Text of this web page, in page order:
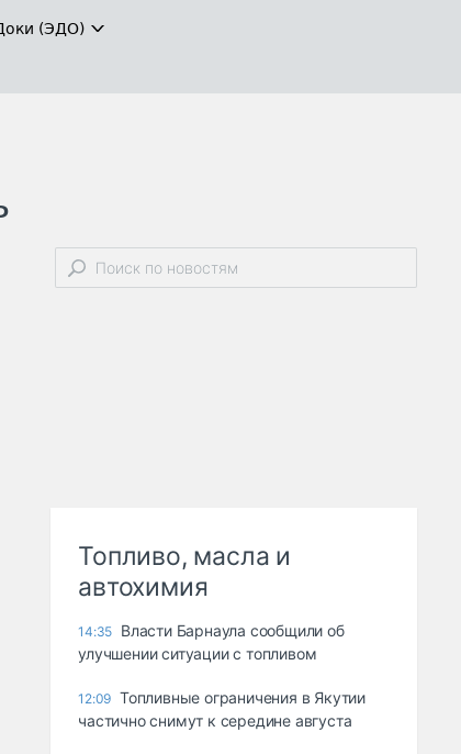
(ЭДО)
Топливо, масла и
автохимия
14:35 Власти Барнаула сообщили об
улучшении ситуации с топливом
12:09 Топливные ограничения в Якутии
частично снимут к середине августа